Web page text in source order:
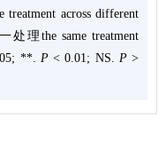
across different
理the same treatment
**. P< 0.01; NS. P>